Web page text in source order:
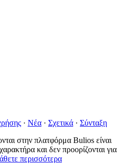
· Νέα · Σχετικά · Σύνταξη
στην πλατφόρμα Bulios είναι
και δεν προορίζονται για
περισσότερα